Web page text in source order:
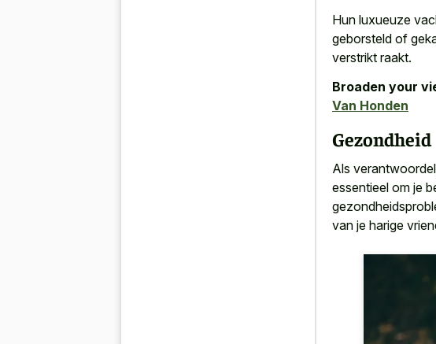
Hun luxueuze
geborsteld of
verstrikt raakt.
Broaden your
Van Honden
Gezondheid
Als
essentieel om je
van je harige